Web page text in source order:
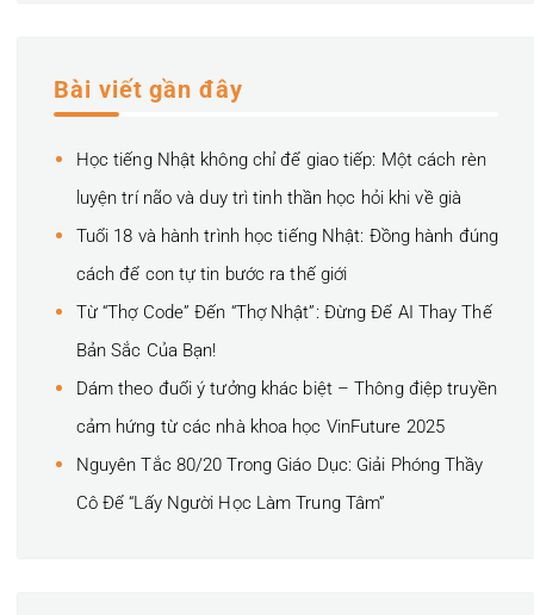
Bài viết gần đây
Học tiếng Nhật không chỉ để giao tiếp: Một cách rèn
luyện trí não và duy trì tinh thần học hỏi khi về già
Tuổi 18 và hành trình học tiếng Nhật: Đồng hành đúng
cách để con tự tin bước ra thế giới
Từ “Thợ Code” Đến “Thợ Nhật”: Đừng Để AI Thay Thế
Bản Sắc Của Bạn!
Dám theo đuổi ý tưởng khác biệt – Thông điệp truyền
cảm hứng từ các nhà khoa học VinFuture 2025
Nguyên Tắc 80/20 Trong Giáo Dục: Giải Phóng Thầy
Cô Để “Lấy Người Học Làm Trung Tâm”